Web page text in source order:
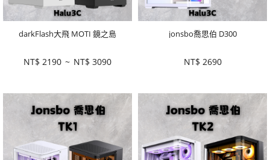
darkFlash大飛 MOTI 鏡之島
NT$ 2190 ~ NT$ 3090
jonsbo喬思伯 D300
NT$ 2690